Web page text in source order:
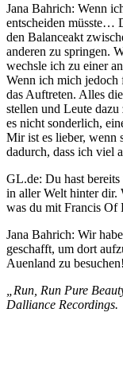
Jana Bahrich: Wenn
entscheiden müsste…
den Balanceakt
anderen zu springen.
wechsle ich zu einer
Wenn ich mich jedoch
das Auftreten. Alles
stellen und Leute
es nicht sonderlich,
Mir ist es lieber, wenn
dadurch, dass ich viel
GL.de: Du hast
in aller Welt hinter dir.
was du mit Francis Of
Jana Bahrich: Wir
geschafft, um dort
Auenland zu
„Run, Run Pure
Dalliance Recordings.